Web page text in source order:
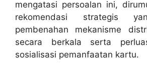
mengatasi persoalan ini,
rekomendasi strategis
pembenahan mekanisme
secara berkala serta
sosialisasi pemanfaatan kartu.